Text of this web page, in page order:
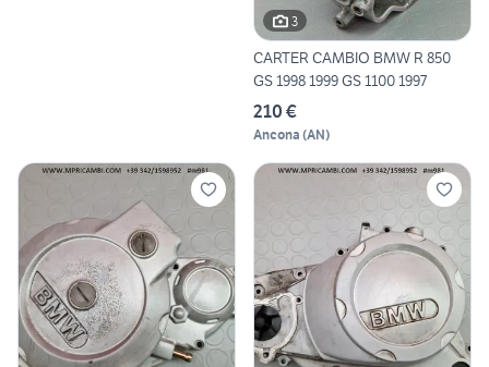
3
CARTER CAMBIO BMW R 850
GS 1998 1999 GS 1100 1997
210 €
Ancona (AN)